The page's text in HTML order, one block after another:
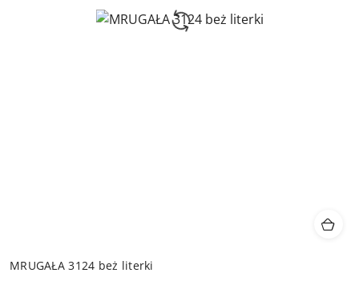
MRUGAŁA 3124 beż literki